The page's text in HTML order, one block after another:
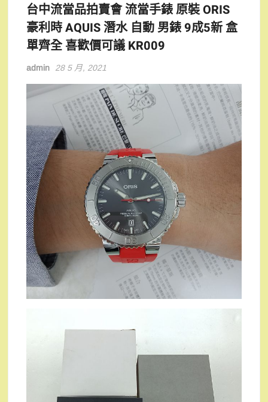
台中流當品拍賣會 流當手錶 原裝 ORIS
豪利時 AQUIS 潛水 自動 男錶 9成5新 盒
單齊全 喜歡價可議 KR009
admin 28 5 月, 2021